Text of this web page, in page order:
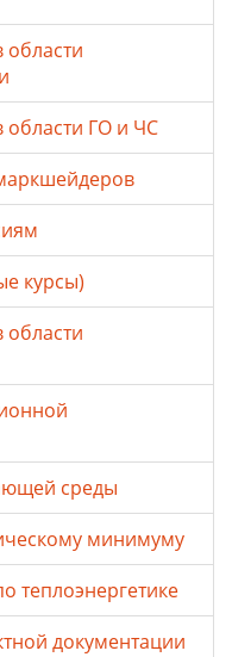
ГО и ЧС
курсы)
среды
минимуму
теплоэнергетике
документации